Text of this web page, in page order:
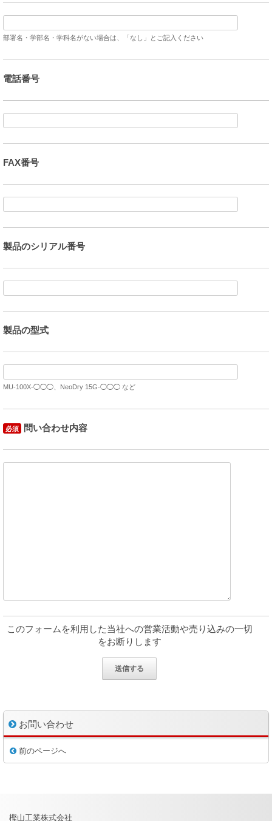
部署名・学部名・学科名がない場合は、「なし」とご記入ください
電話番号
FAX番号
製品のシリアル番号
製品の型式
MU-100X-◯◯◯、NeoDry 15G-◯◯◯ など
必須 問い合わせ内容
このフォームを利用した当社への営業活動や売り込みの一切
をお断りします
お問い合わせ
前のページへ
樫山工業株式会社